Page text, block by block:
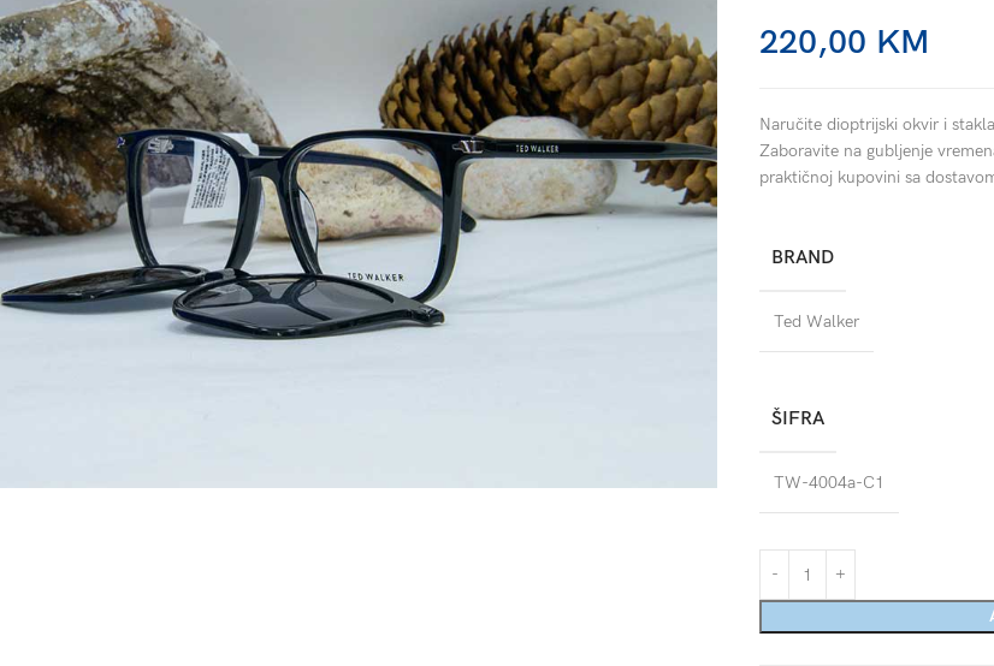
220,00 KM
Naručite dioptrijski okvir i
Zaboravite na gubljenje
praktičnoj kupovini sa
BRAND
Ted Walker
ŠIFRA
TW-4004a-C1